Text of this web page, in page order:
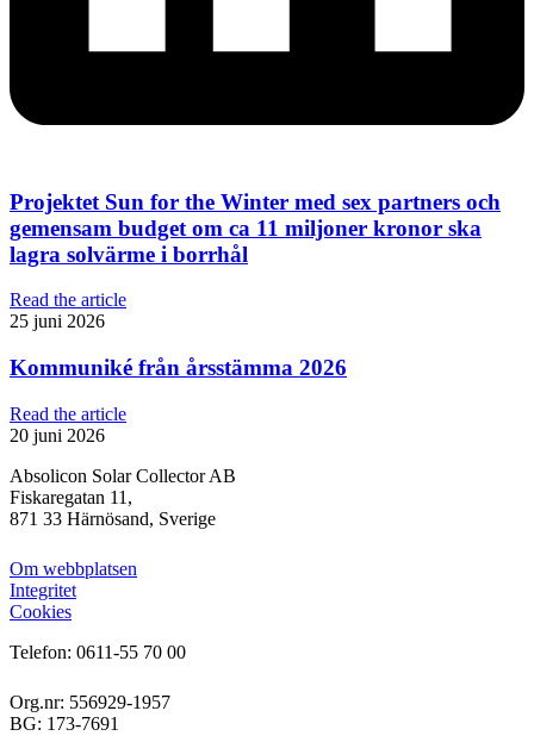
Projektet Sun for the Winter med sex partners och
gemensam budget om ca 11 miljoner kronor ska
lagra solvärme i borrhål
Read the article
25 juni 2026
Kommuniké från årsstämma 2026
Read the article
20 juni 2026
Absolicon Solar Collector AB
Fiskaregatan 11,
871 33 Härnösand, Sverige
Om webbplatsen
Integritet
Cookies
Telefon: 0611-55 70 00
Org.nr: 556929-1957
BG: 173-7691